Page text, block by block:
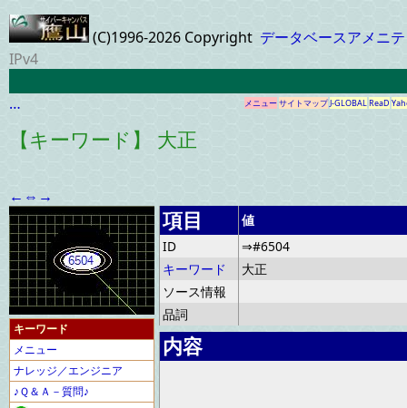
(C)1996-2026 Copyright データベースアメニ
IPv4
… メニューサイトマップJ-GLOBALReaD
【キーワード】 大正
← ⇔ →
キーワード
メニュー
ナレッジ／エンジニア
♪Ｑ＆Ａ－質問♪
項目
値
ID
⇒#6504
キーワード
大正
ソース情報
品詞
内容